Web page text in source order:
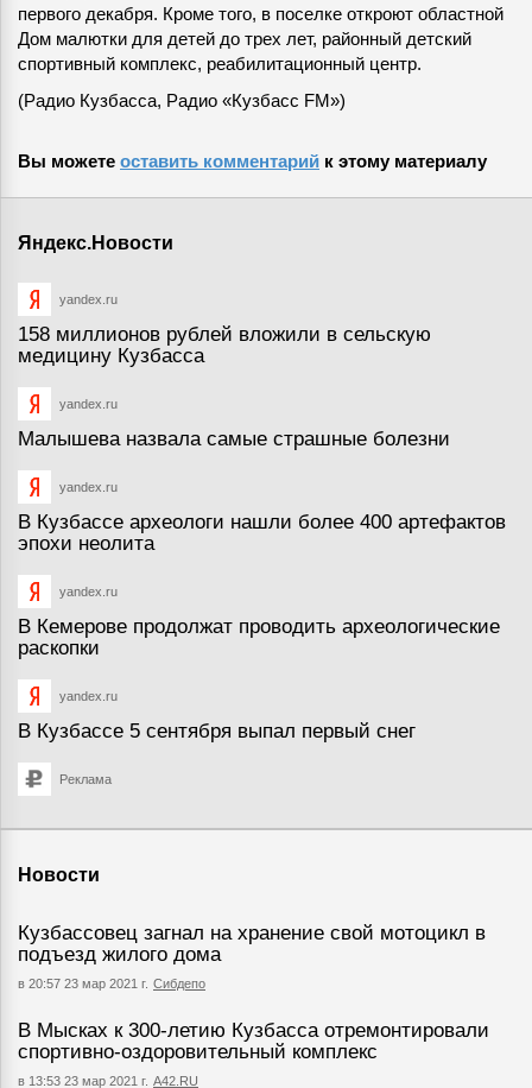
первого декабря. Кроме того, в поселке откроют областной
Дом малютки для детей до трех лет, районный детский
спортивный комплекс, реабилитационный центр.
(Радио Кузбасса, Радио «Кузбасс FM»)
Вы можете оставить комментарий к этому материалу
Яндекс.Новости
yandex.ru
158 миллионов рублей вложили в сельскую
медицину Кузбасса
yandex.ru
Малышева назвала самые страшные болезни
yandex.ru
В Кузбассе археологи нашли более 400 артефактов
эпохи неолита
yandex.ru
В Кемерове продолжат проводить археологические
раскопки
yandex.ru
В Кузбассе 5 сентября выпал первый снег
Реклама
Новости
Кузбассовец загнал на хранение свой мотоцикл в
подъезд жилого дома
в 20:57 23 мар 2021 г. Сибдепо
В Мысках к 300-летию Кузбасса отремонтировали
спортивно-оздоровительный комплекс
в 13:53 23 мар 2021 г. А42.RU